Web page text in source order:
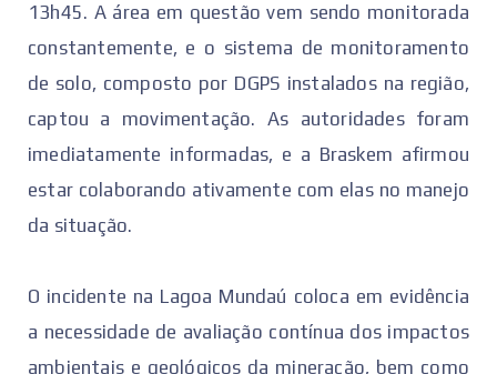
13h45. A área em questão vem sendo monitorada
constantemente, e o sistema de monitoramento
de solo, composto por DGPS instalados na região,
captou a movimentação. As autoridades foram
imediatamente informadas, e a Braskem afirmou
estar colaborando ativamente com elas no manejo
da situação.
O incidente na Lagoa Mundaú coloca em evidência
a necessidade de avaliação contínua dos impactos
ambientais e geológicos da mineração, bem como